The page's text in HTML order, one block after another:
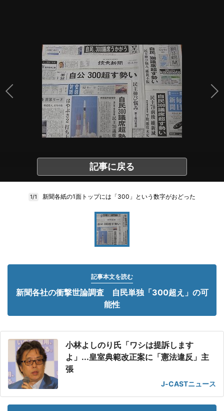
記事に戻る
1/1 新聞各紙の1面トップには「300」という数字がおどった
記事本文を読む
新聞各社の衝撃世論調査 自民単独「300超え」の可
能性
小林よしのり氏「ワシは提訴します
よ」...皇室典範改正案に「憲法違反」主
張
J-CASTニュース